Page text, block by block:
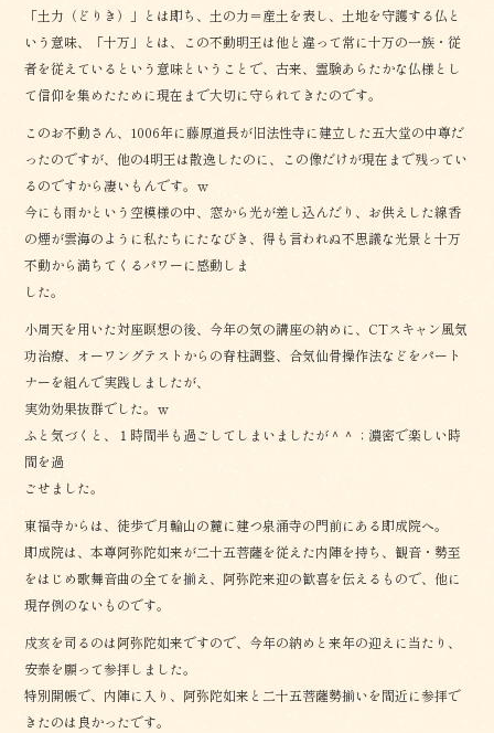
「土力（どりき）」とは即ち、土の力＝産土を表し、土地を守護する仏と
いう意味、「十万」とは、この不動明王は他と違って常に十万の一族・従
者を従えているという意味ということで、古来、霊験あらたかな仏様とし
て信仰を集めたために現在まで大切に守られてきたのです。
このお不動さん、1006年に藤原道長が旧法性寺に建立した五大堂の中尊だ
ったのですが、他の4明王は散逸したのに、この像だけが現在まで残ってい
るのですから凄いもんです。ｗ
今にも雨かという空模様の中、窓から光が差し込んだり、お供えした線香
の煙が雲海のように私たちにたなびき、得も言われぬ不思議な光景と十万
不動から満ちてくるパワーに感動しま
した。
小周天を用いた対座瞑想の後、今年の気の講座の納めに、CTスキャン風気
功治療、オーワングテストからの脊柱調整、合気仙骨操作法などをパート
ナーを組んで実践しましたが、
実効効果抜群でした。ｗ
ふと気づくと、１時間半も過ごしてしまいましたが＾＾；濃密で楽しい時
間を過
ごせました。
東福寺からは、徒歩で月輪山の麓に建つ泉涌寺の門前にある即成院へ。
即成院は、本尊阿弥陀如来が二十五菩薩を従えた内陣を持ち、観音・勢至
をはじめ歌舞音曲の全てを揃え、阿弥陀来迎の歓喜を伝えるもので、他に
現存例のないものです。
戍亥を司るのは阿弥陀如来ですので、今年の納めと来年の迎えに当たり、
安泰を願って参拝しました。
特別開帳で、内陣に入り、阿弥陀如来と二十五菩薩勢揃いを間近に参拝で
きたのは良かったです。